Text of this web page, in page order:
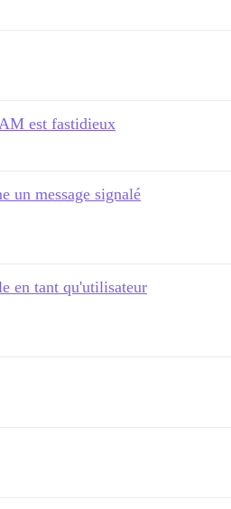
est fastidieux
un message signalé
en tant qu'utilisateur